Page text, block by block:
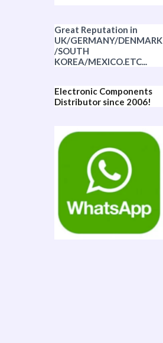
Great Reputation in
UK/GERMANY/DENMARK
/SOUTH
KOREA/MEXICO.ETC...
Electronic Components
Distributor since 2006!